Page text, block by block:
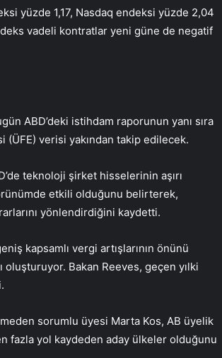
yüzde 1,17, Nasdaq endeksi yüzde 2,04
vadeli kontratlar yeni güne de negatif
ABD’deki istihdam raporunun yanı sıra
(ÜFE) verisi yakından takip edilecek.
teknoloji şirket hisselerinin aşırı
etkili olduğunu belirterek,
yönlendirdiğini kaydetti.
kapsamlı vergi artışlarının önünü
oluşturuyor. Bakan Reeves, geçen yılki
sorumlu üyesi Marta Kos, AB üyelik
fazla yol kaydeden aday ülkeler olduğunu